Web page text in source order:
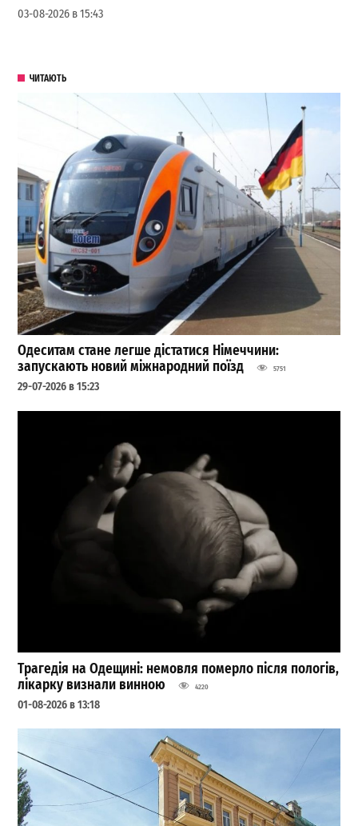
03-08-2026 в 15:43
ЧИТАЮТЬ
Одеситам стане легше дістатися Німеччини:
запускають новий міжнародний поїзд
5751
29-07-2026 в 15:23
Трагедія на Одещині: немовля померло після пологів,
лікарку визнали винною
4220
01-08-2026 в 13:18